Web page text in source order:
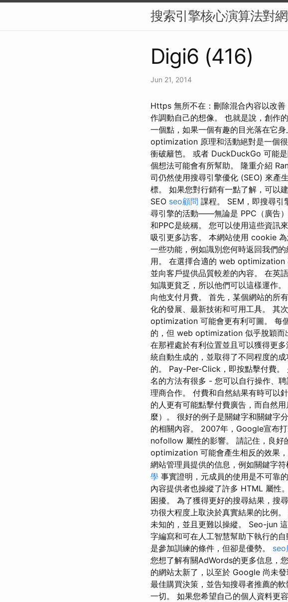
搜索引擎核心演算法對
Digi6 (416)
Jun 21, 2014
Https 無所不在：刪除混合內容以改
作調動自己的想像。 也就是說，創作
一個點，如果一個有趣的目光落在它
optimization 原理和活動絕對是一個
衝破籬笆。 或者 DuckDuckGo 可能
個想法可能會有所幫助。 隆重介紹
司仍然使用搜尋引擎優化 (SEO) 來產
標。 如果您對行銷有一點了解，可以
SEO seo顧問 課程。 SEM，即搜尋引
尋引擎的活動——無論是 PPC（廣告
和PPC是統稱。 您可以使用這些資訊
吸引更多訪客。 本網站使用 cookie
一些功能，例如識別您何時返回我們
用。 在選擇合適的 web optimization
並向客戶提供品質較差的內容。 在英
知識更貧乏，所以他們可以這樣運作
向他支付月費。 首先，某個網站的所
化的發展、最​​新技術和可用工具。 其
optimization 可能會更有利可圖。 每
的，但 web optimization 似乎脫穎而
在那裡處於有利位置並且可以獲得更
統自動生成的，並取得了不同程度的
的。 Pay-Per-Click，即按點擊付費。
名的方法有很多 - 您可以自行操作、
理商合作。 付費和自然結果有時可以
的人更有可能點擊付費廣告，而自然
麼）。 很好的例子是關鍵字和關鍵字
的相關內容。 2007年，Google宣布
nofollow 屬性的影響。 請記住，良好
optimization 可能會產生相反的效果
網站管理員提供的信息，例如關鍵字
學 事實證明，元成員的使用是不可靠
內容提供者也操縱了許多 HTML 屬性
困擾。 為了獲得更好的搜尋結果，搜
功很大程度上取決於真實結果的比例
未知的，並且更難以操縱。 Seo-jun
字編寫和可在人工智慧幫助下執行的
是參加訓練的條件，但卻是優勢。 seo
您想了解有關AdWords的更多信息，
的網站太新了，以至於 Google 尚未
最佳購買決策，並告知搜尋者推薦的
一切。 如果您希望自己的個人資料更